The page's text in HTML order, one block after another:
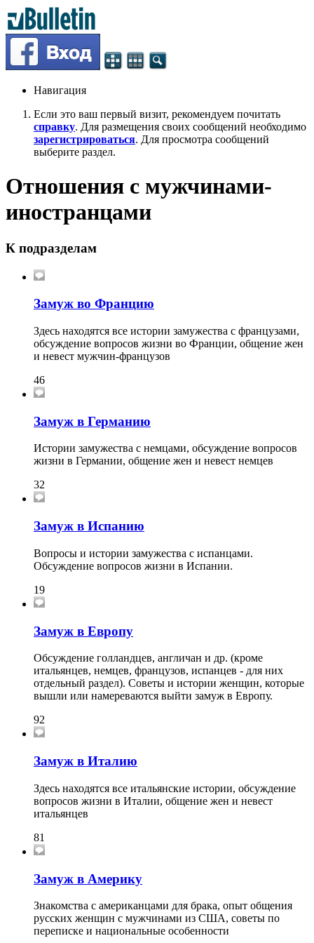
Навигация
Если это ваш первый визит, рекомендуем почитать
справку. Для размещения своих сообщений необходимо
зарегистрироваться. Для просмотра сообщений
выберите раздел.
Отношения с мужчинами-
иностранцами
К подразделам
Замуж во Францию
Здесь находятся все истории замужества с французами,
обсуждение вопросов жизни во Франции, общение жен
и невест мужчин-французов
46
Замуж в Германию
Истории замужества с немцами, обсуждение вопросов
жизни в Германии, общение жен и невест немцев
32
Замуж в Испанию
Вопросы и истории замужества с испанцами.
Обсуждение вопросов жизни в Испании.
19
Замуж в Европу
Обсуждение голландцев, англичан и др. (кроме
итальянцев, немцев, французов, испанцев - для них
отдельный раздел). Советы и истории женщин, которые
вышли или намереваются выйти замуж в Европу.
92
Замуж в Италию
Здесь находятся все итальянские истории, обсуждение
вопросов жизни в Италии, общение жен и невест
итальянцев
81
Замуж в Америку
Знакомства с американцами для брака, опыт общения
русских женщин с мужчинами из США, советы по
переписке и национальные особенности